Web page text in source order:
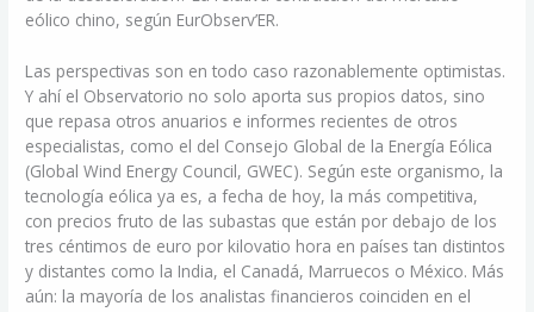
eólico chino, según EurObserv’ER.
Las perspectivas son en todo caso razonablemente optimistas.
Y ahí el Observatorio no solo aporta sus propios datos, sino
que repasa otros anuarios e informes recientes de otros
especialistas, como el del Consejo Global de la Energía Eólica
(Global Wind Energy Council, GWEC). Según este organismo, la
tecnología eólica ya es, a fecha de hoy, la más competitiva,
con precios fruto de las subastas que están por debajo de los
tres céntimos de euro por kilovatio hora en países tan distintos
y distantes como la India, el Canadá, Marruecos o México. Más
aún: la mayoría de los analistas financieros coinciden en el